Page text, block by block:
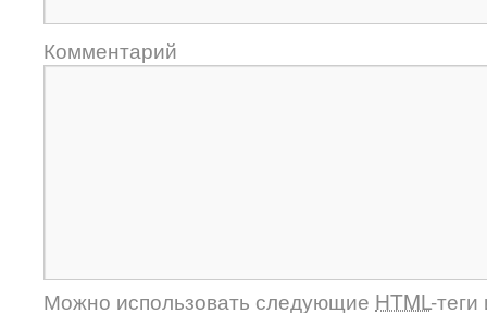
Комментарий
Можно использовать следующие HTML-